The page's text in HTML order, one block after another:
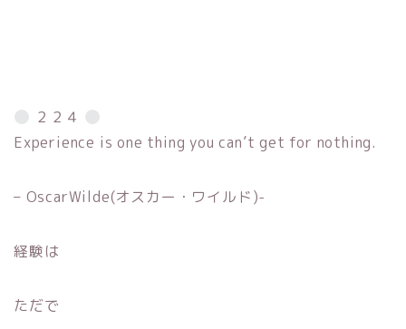
２２４
Experience is one thing you can’t get for nothing.
– OscarWilde(オスカー・ワイルド)-
経験は
ただで